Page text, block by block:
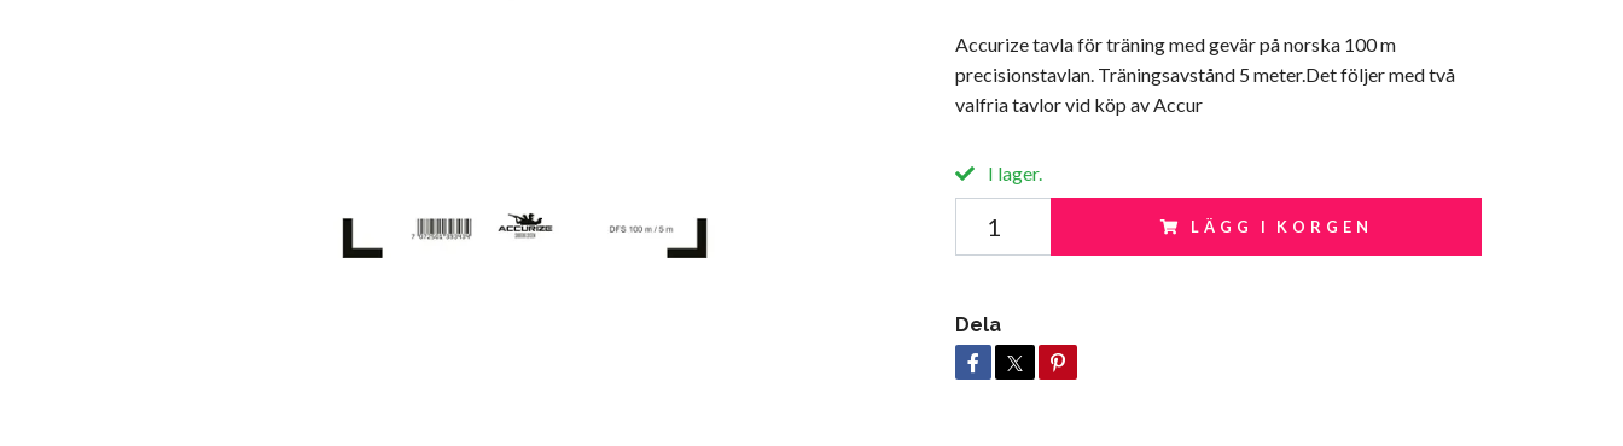
Accurize tavla för träning med gevär på norska 100 m
precisionstavlan. Träningsavstånd 5 meter.Det följer med två
valfria tavlor vid köp av Accur
I lager.
LÄGG I KORGEN
Dela